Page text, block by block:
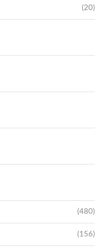
(20)
(480)
(156)